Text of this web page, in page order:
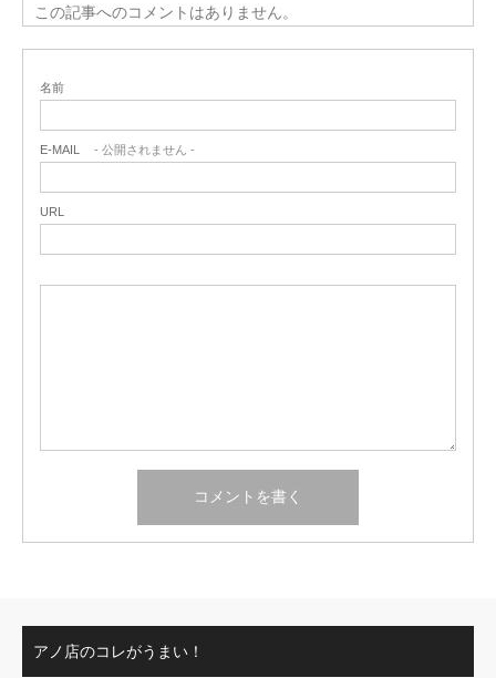
この記事へのコメントはありません。
名前
E-MAIL - 公開されません -
URL
アノ店のコレがうまい！